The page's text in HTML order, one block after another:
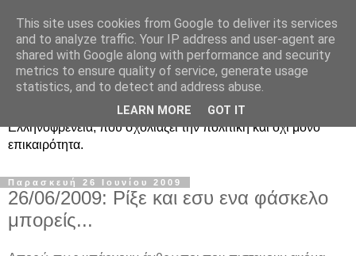
Ραδιοφωνική
Ελληνοφρένεια Unofficial
Η γνωστή ραδιοφωνική εκπομπή κατά κόσμον
Ελληνοφρένεια, που σχολιάζει την πολιτική και όχι μόνο
επικαιρότητα.
Παρασκευή 26 Ιουνίου 2009
26/06/2009: Ρίξε και εσυ ενα φάσκελο
μπορείς...
This site uses cookies from Google to deliver its services
and to analyze traffic. Your IP address and user-agent are
shared with Google along with performance and security
metrics to ensure quality of service, generate usage
statistics, and to detect and address abuse.
LEARN MORE GOT IT